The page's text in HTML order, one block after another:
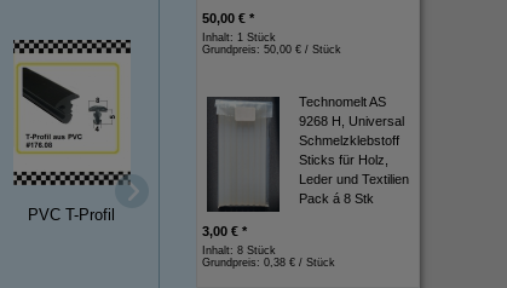
PVC T-Profil
Moosgummi
Halbrundprofile mit
Hohlkammer 10x12
mm EPDM einseitig
selbstklebend
50,00 € *
Inhalt: 1 Stück
Grundpreis: 50,00 € / Stück
Technomelt AS
9268 H, Universal
Schmelzklebstoff
Sticks für Holz,
Leder und Textilien
Pack á 8 Stk
3,00 € *
Inhalt: 8 Stück
Grundpreis: 0,38 € / Stück